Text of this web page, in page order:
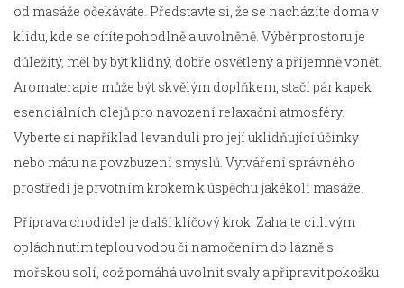
od masáže očekáváte. Představte si, že se nacházíte doma v
klidu, kde se cítíte pohodlně a uvolněně. Výběr prostoru je
důležitý, měl by být klidný, dobře osvětlený a příjemně vonět.
Aromaterapie může být skvělým doplňkem, stačí pár kapek
esenciálních olejů pro navození relaxační atmosféry.
Vyberte si například levanduli pro její uklidňující účinky
nebo mátu na povzbuzení smyslů. Vytváření správného
prostředí je prvotním krokem k úspěchu jakékoli masáže.
Příprava chodidel je další klíčový krok. Zahajte citlivým
opláchnutím teplou vodou či namočením do lázně s
mořskou solí, což pomáhá uvolnit svaly a připravit pokožku